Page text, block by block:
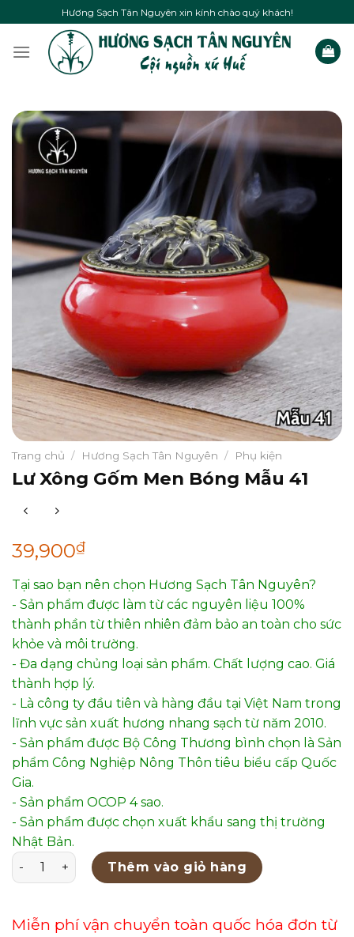
to
content
Hương Sạch Tân Nguyên xin kính chào quý khách!
Trang chủ / Hương Sạch Tân Nguyên / Phụ kiện
Lư Xông Gốm Men Bóng Mẫu 41
39,900₫
Tại sao bạn nên chọn Hương Sạch Tân Nguyên?
- Sản phẩm được làm từ các nguyên liệu 100%
thành phần từ thiên nhiên đảm bảo an toàn cho sức
khỏe và môi trường.
- Đa dạng chủng loại sản phẩm. Chất lượng cao. Giá
thành hợp lý.
- Là công ty đầu tiên và hàng đầu tại Việt Nam trong
lĩnh vực sản xuất hương nhang sạch từ năm 2010.
- Sản phẩm được Bộ Công Thương bình chọn là Sản
phẩm Công Nghiệp Nông Thôn tiêu biểu cấp Quốc
Gia.
- Sản phẩm OCOP 4 sao.
- Sản phẩm được chọn xuất khẩu sang thị trường
Nhật Bản.
Lư Xông Gốm Men Bóng Mẫu 41 số lượng
Thêm vào giỏ hàng
Miễn phí vận chuyển toàn quốc hóa đơn từ